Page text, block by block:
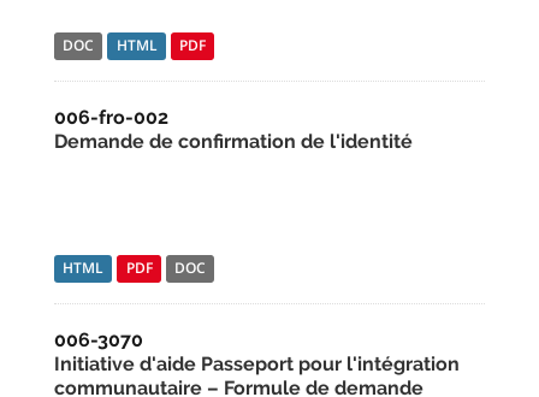
DOC HTML PDF
006-fro-002
Demande de confirmation de l'identité
HTML PDF DOC
006-3070
Initiative d'aide Passeport pour l'intégration
communautaire – Formule de demande